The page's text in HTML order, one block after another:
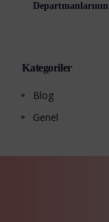
Kategoriler
Blog
Genel